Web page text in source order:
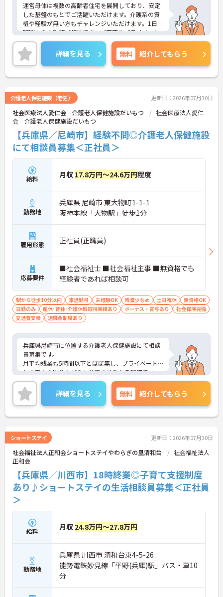
運営母体は複数の高齢者住宅を展開しており、安定
した基盤のもとでご活躍いただけます。介護系の資
格や経験が無い方もチャレンジいただけます。1日4
時間からの勤務が相談でき、ご家庭やプライベート
との両立もしやすい環境です。賞与（年2回、諸条件
あり）や昇給の実績もあり、あなたの頑張りがしっ
かりと評価されます。無料の社員給食（1日1食）
や、育休からの復職をサポートする育児給付金+
（プラス）制度（最大10万円）、資格取得支援制度
す。社内研修やキャリアパス制度も整っており、ス
キルアップを目指したい方にも最適です。ご興味の
ある方には、面接対策ポイントなど、さらに詳細を
お話ししますのでお気軽にご相談ください！
詳細を見る 無料 紹介してもらう
介護老人保健施設（老健） 更新日：2026年07月30日
社会医療法人愛仁会 介護老人保健施設だいもつ
社会医療法人愛仁
会 介護老人保健施設だいもつ
【兵庫県／尼崎市】経験不問◎介護老人保健施設
にて相談員募集＜正社員＞
給料 月収 17.8万円～24.6万円程度
勤務地
兵庫県 尼崎市 東大物町1-1-1
阪神本線「大物駅」徒歩1分
雇用形態 正社員(正職員)
応募要件
■社会福祉士 ■社会福祉主事 ■無資格でも
経験者であれば相談可
駅から徒歩10分以内 車通勤可 未経験OK 残業少なめ 土日祝休
無資格OK
日勤のみ
産休･育休･介護休暇取得実績あり ボーナス・賞与あり
社会保険完備
交通費支給
退職金制度あり
兵庫県尼崎市に位置する介護老人保健施設にて相談
員募集です。
月平均残業も5時間以下とほぼ無し、プライベート
との両立を図りながらお仕事を頑張れる環境です。
ご興味のある方には、面接対策ポイントなど、さら
に詳細をお話いたしますので、お気軽にご相談くだ
さい。
詳細を見る 無料 紹介してもらう
ショートステイ 更新日：2026年07月30日
社会福祉法人正和会ショートステイやわらぎの里清和台
社会福祉法人
正和会
【兵庫県／川西市】18時終業◎子育て支援制度
あり♪ショートステイの生活相談員募集＜正社員
＞
給料 月収 24.8万円～27.8万円
勤務地
兵庫県 川西市 清和台東4-5-26
能勢電鉄妙見線「平野(兵庫)駅」バス・車10
分